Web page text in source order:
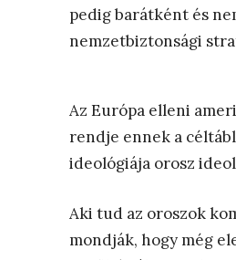
pedig barátként és
nemzetbiztonsági
Az Európa elleni
rendje ennek a
ideológiája orosz
Aki tud az oroszok
mondják, hogy még